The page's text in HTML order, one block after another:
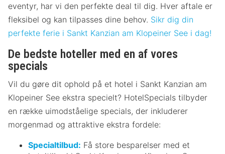
eventyr, har vi den perfekte deal til dig. Hver aftale er
fleksibel og kan tilpasses dine behov. Sikr dig din
perfekte ferie i Sankt Kanzian am Klopeiner See i dag!
De bedste hoteller med en af vores
specials
Vil du gøre dit ophold på et hotel i Sankt Kanzian am
Klopeiner See ekstra specielt? HotelSpecials tilbyder
en række uimodståelige specials, der inkluderer
morgenmad og attraktive ekstra fordele:
Specialtilbud: Få store besparelser med et